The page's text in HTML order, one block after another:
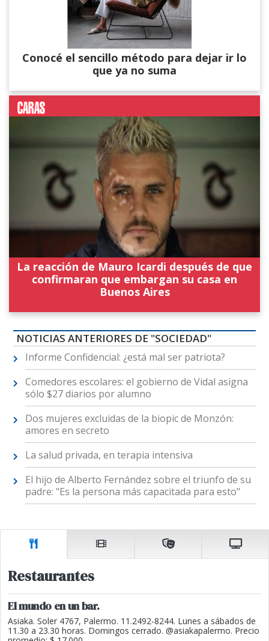
Conocé el sencillo método para dejar ir lo
que ya no suma
La reacción de Mauro Icardi después de que
confirmaran que embargan su casa en
Buenos Aires
NOTICIAS ANTERIORES DE "SOCIEDAD"
Informe Confidencial: ¿está mal ser patriota?
Comedores escolares: el gobierno de Vidal asigna
sólo $27 diarios por alumno
Dos mujeres excluidas de la biopic de Monzón:
amores en secreto
La salud privada, en terapia intensiva
El hijo de Alberto Fernández sobre el triunfo de su
padre: "Es la persona más capacitada para esto"
Restaurantes
El mundo en un bar.
Asiaka. Soler 4767, Palermo. 11.2492-8244. Lunes a sábados de
11.30 a 23.30 horas. Domingos cerrado. @asiakapalermo. Precio